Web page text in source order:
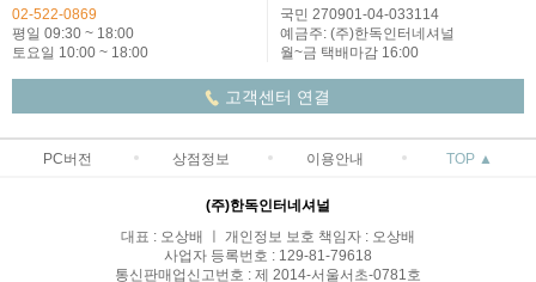
02-522-0869
평일 09:30 ~ 18:00
토요일 10:00 ~ 18:00
국민 270901-04-033114
예금주: (주)한독인터네셔널
월~금 택배마감 16:00
고객센터 연결
PC버전 상점정보 이용안내 TOP ▲
(주)한독인터네셔널
대표 : 오상배 ㅣ 개인정보 보호 책임자 : 오상배
사업자 등록번호 : 129-81-79618
통신판매업신고번호 : 제 2014-서울서초-0781호